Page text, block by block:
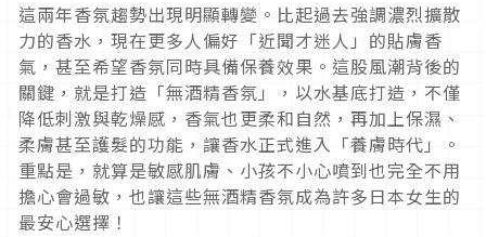
這兩年香氛趨勢出現明顯轉變。比起過去強調濃烈擴散
力的香水，現在更多人偏好「近聞才迷人」的貼膚香
氣，甚至希望香氛同時具備保養效果。這股風潮背後的
關鍵，就是打造「無酒精香氛」，以水基底打造，不僅
降低刺激與乾燥感，香氣也更柔和自然，再加上保濕、
柔膚甚至護髮的功能，讓香水正式進入「養膚時代」。
重點是，就算是敏感肌膚、小孩不小心噴到也完全不用
擔心會過敏，也讓這些無酒精香氛成為許多日本女生的
最安心選擇！